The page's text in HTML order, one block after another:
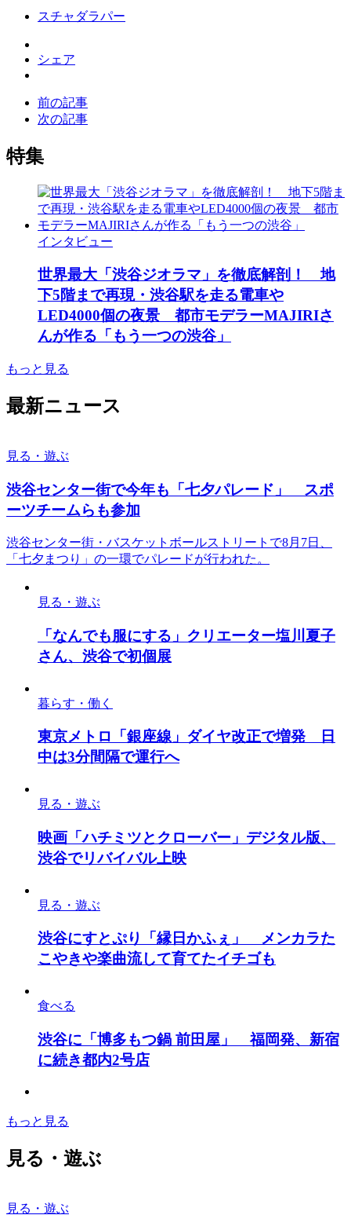
スチャダラパー
シェア
前の記事
次の記事
特集
インタビュー
世界最大「渋谷ジオラマ」を徹底解剖！ 地
下5階まで再現・渋谷駅を走る電車や
LED4000個の夜景 都市モデラーMAJIRIさ
んが作る「もう一つの渋谷」
もっと見る
最新ニュース
見る・遊ぶ
渋谷センター街で今年も「七夕パレード」 スポ
ーツチームらも参加
渋谷センター街・バスケットボールストリートで8月7日、
「七夕まつり」の一環でパレードが行われた。
見る・遊ぶ
「なんでも服にする」クリエーター塩川夏子
さん、渋谷で初個展
暮らす・働く
東京メトロ「銀座線」ダイヤ改正で増発 日
中は3分間隔で運行へ
見る・遊ぶ
映画「ハチミツとクローバー」デジタル版、
渋谷でリバイバル上映
見る・遊ぶ
渋谷にすとぷり「縁日かふぇ」 メンカラた
こやきや楽曲流して育てたイチゴも
食べる
渋谷に「博多もつ鍋 前田屋」 福岡発、新宿
に続き都内2号店
もっと見る
見る・遊ぶ
見る・遊ぶ